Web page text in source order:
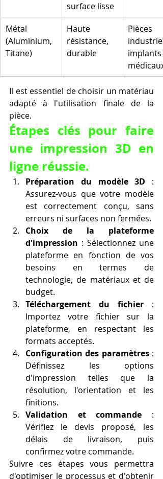
surface lisse
Métal
(Aluminium,
Titane)
Haute
résistance,
durable
Pièces
implants
médicaux
Il est essentiel de choisir un matériau
adapté à l'utilisation finale de la
pièce.
Étapes clés pour faire
une impression 3D en
ligne réussie.
Préparation du modèle 3D :
Assurez-vous que votre modèle
est correctement conçu, sans
erreurs ni surfaces non fermées.
Choix de la plateforme
d'impression : Sélectionnez une
plateforme en fonction de vos
besoins en termes de
technologie, de matériaux et de
budget.
Téléchargement du fichier :
Importez votre fichier sur la
plateforme, en respectant les
formats acceptés.
Configuration des paramètres :
Définissez les options
d'impression telles que la
résolution, l'orientation et les
finitions.
Validation et commande :
Vérifiez le devis proposé, les
délais de livraison, puis
confirmez votre commande.
Suivre ces étapes vous permettra
d'optimiser le processus et d'obtenir